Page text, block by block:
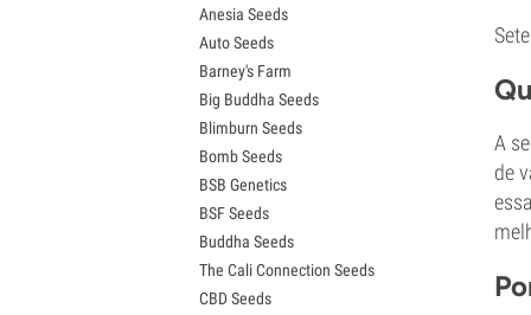
A
de
Sementes Gelato
Sementes Sour Diesel
Sementes Jack Herer
Sementes Girl Scout Cookies (GSC)
Sementes de Wedding Cake
Sementes Zkittlez
Sementes Pineapple Express
Sementes Chemdawg
Sementes de Hindu Kush
Sementes de mimosa
Anesia Seeds
Auto Seeds
Barney's Farm
Big Buddha Seeds
Blimburn Seeds
Bomb Seeds
BSB Genetics
BSF Seeds
Buddha Seeds
The Cali Connection Seeds
CBD Seeds